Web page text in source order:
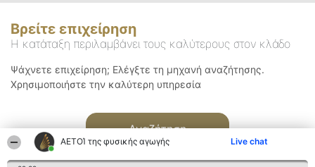
ΑΕΤΟΊ της φυσικής αγωγής Live chat
Βρείτε επιχείρηση
Η κατάταξη περιλαμβάνει τους καλύτερους στον κλάδο
Ψάχνετε επιχείρηση; Ελέγξτε τη μηχανή αναζήτησης.
Χρησιμοποιήστε την καλύτερη υπηρεσία
Αναζήτηση